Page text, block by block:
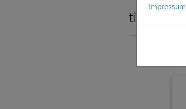
tiscamera
Impressum